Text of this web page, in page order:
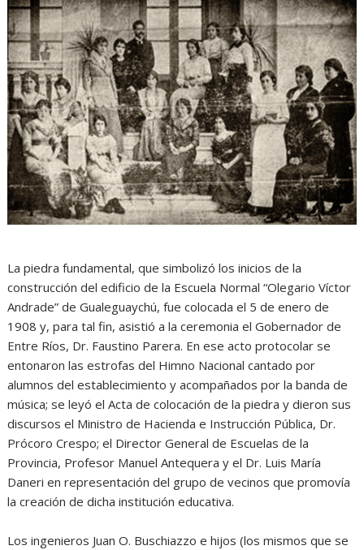
La piedra fundamental, que simbolizó los inicios de la
construcción del edificio de la Escuela Normal “Olegario Víctor
Andrade” de Gualeguaychú, fue colocada el 5 de enero de
1908 y, para tal fin, asistió a la ceremonia el Gobernador de
Entre Ríos, Dr. Faustino Parera. En ese acto protocolar se
entonaron las estrofas del Himno Nacional cantado por
alumnos del establecimiento y acompañados por la banda de
música; se leyó el Acta de colocación de la piedra y dieron sus
discursos el Ministro de Hacienda e Instrucción Pública, Dr.
Prócoro Crespo; el Director General de Escuelas de la
Provincia, Profesor Manuel Antequera y el Dr. Luis María
Daneri en representación del grupo de vecinos que promovía
la creación de dicha institución educativa.
Los ingenieros Juan O. Buschiazzo e hijos (los mismos que se